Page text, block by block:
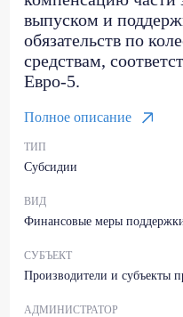
выпуском и
обязательств по
средствам,
Евро-5.
Полное описание
ТИП
Субсидии
ВИД
Финансовые меры
СУБЪЕКТ
Производители и субъекты
АДМИНИСТРАТОР